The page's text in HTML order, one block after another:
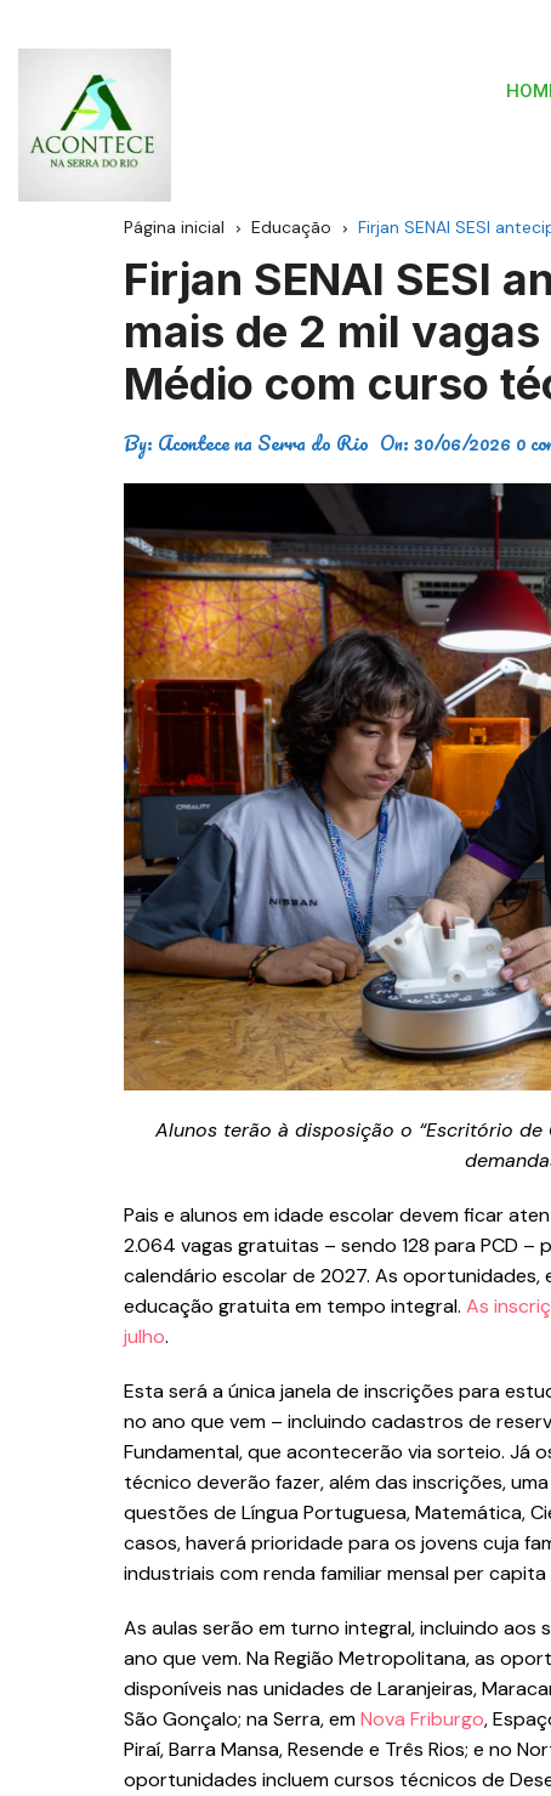
Página inicial Educação Firjan SENAI SESI
Firjan SENAI SESI
mais de 2 mil
Médio com curso
By: Acontece na Serra do Rio On:30/06/20260
Alunos terão à disposição o “Escritório
Pais e alunos em idade escolar devem ficar
2.064 vagas gratuitas – sendo 128 para PCD
calendário escolar de 2027. As oportunidades,
educação gratuita em tempo integral. As
julho.
Esta será a única janela de inscrições para
no ano que vem – incluindo cadastros de
Fundamental, que acontecerão via sorteio. Já
técnico deverão fazer, além das inscrições,
questões de Língua Portuguesa, Matemática,
casos, haverá prioridade para os jovens cuja
industriais com renda familiar mensal per
As aulas serão em turno integral, incluindo
ano que vem. Na Região Metropolitana, as
disponíveis nas unidades de Laranjeiras,
São Gonçalo; na Serra, emNova Friburgo,
Piraí, Barra Mansa, Resende e Três Rios; e no
oportunidades incluem cursos técnicos de